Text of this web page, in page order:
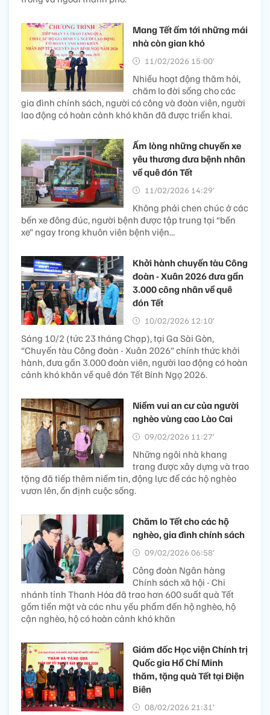
Mang Tết ấm tới những mái
nhà còn gian khó
11/02/2026 15:00’
Nhiều hoạt động thăm hỏi,
chăm lo đời sống cho các
gia đình chính sách, người có công và đoàn viên, người
lao động có hoàn cảnh khó khăn đã được triển khai.
Ấm lòng những chuyến xe
yêu thương đưa bệnh nhân
về quê đón Tết
11/02/2026 14:29’
Không phải chen chúc ở các
bến xe đông đúc, người bệnh được tập trung tại “bến
xe” ngay trong khuôn viên bệnh viện...
Khởi hành chuyến tàu Công
đoàn - Xuân 2026 đưa gần
3.000 công nhân về quê
đón Tết
10/02/2026 12:10’
Sáng 10/2 (tức 23 tháng Chạp), tại Ga Sài Gòn,
“Chuyến tàu Công đoàn - Xuân 2026” chính thức khởi
hành, đưa gần 3.000 đoàn viên, người lao động có hoàn
cảnh khó khăn về quê đón Tết Bính Ngọ 2026.
Niềm vui an cư của người
nghèo vùng cao Lào Cai
09/02/2026 11:27’
Những ngôi nhà khang
trang được xây dựng và trao
tặng đã tiếp thêm niềm tin, động lực để các hộ nghèo
vươn lên, ổn định cuộc sống.
Chăm lo Tết cho các hộ
nghèo, gia đình chính sách
09/02/2026 06:58’
Công đoàn Ngân hàng
Chính sách xã hội - Chi
nhánh tỉnh Thanh Hóa đã trao hơn 600 suất quà Tết
gồm tiền mặt và các nhu yếu phẩm đến hộ nghèo, hộ
cận nghèo, hộ có hoàn cảnh khó khăn
Giám đốc Học viện Chính trị
Quốc gia Hồ Chí Minh
thăm, tặng quà Tết tại Điện
Biên
08/02/2026 21:31’